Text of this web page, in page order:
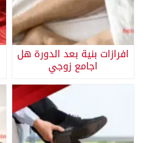
افرازات بنية بعد الدورة هل
اجامع زوجي